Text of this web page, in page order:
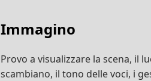
Immagino
Provo a visualizzare la scena, il
scambiano, il tono delle voci, i